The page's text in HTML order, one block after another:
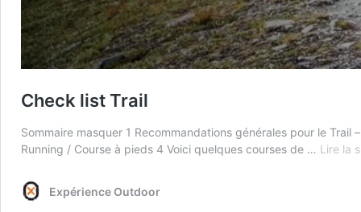
Check list Trail
Sommaire masquer 1 Recommandations générales pour le
Running / Course à pieds 4 Voici quelques courses de … Lire la
Expérience Outdoor